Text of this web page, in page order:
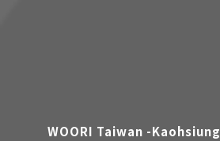
WOORI Taiwan -Kaohsiung